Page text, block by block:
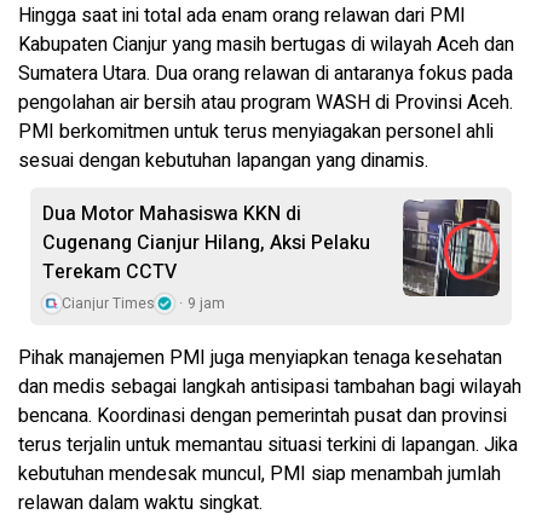
Hingga saat ini total ada enam orang relawan dari PMI
Kabupaten Cianjur yang masih bertugas di wilayah Aceh dan
Sumatera Utara. Dua orang relawan di antaranya fokus pada
pengolahan air bersih atau program WASH di Provinsi Aceh.
PMI berkomitmen untuk terus menyiagakan personel ahli
sesuai dengan kebutuhan lapangan yang dinamis.
Dua Motor Mahasiswa KKN di
Cugenang Cianjur Hilang, Aksi Pelaku
Terekam CCTV
Cianjur Times 9 jam
Pihak manajemen PMI juga menyiapkan tenaga kesehatan
dan medis sebagai langkah antisipasi tambahan bagi wilayah
bencana. Koordinasi dengan pemerintah pusat dan provinsi
terus terjalin untuk memantau situasi terkini di lapangan. Jika
kebutuhan mendesak muncul, PMI siap menambah jumlah
relawan dalam waktu singkat.